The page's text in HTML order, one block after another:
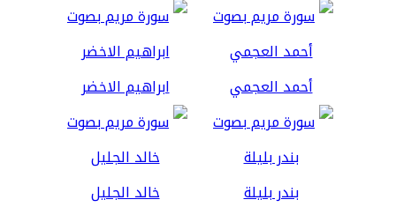
أحمد العجمي ابراهيم الاخضر
بندر بليلة خالد الجليل